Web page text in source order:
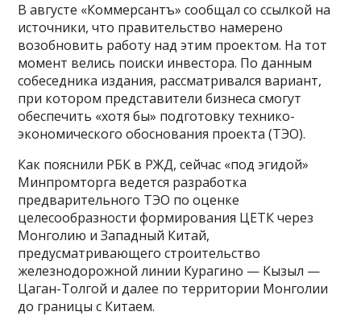
В августе «Коммерсантъ» сообщал со ссылкой на
источники, что правительство намерено
возобновить работу над этим проектом. На тот
момент велись поиски инвестора. По данным
собеседника издания, рассматривался вариант,
при котором представители бизнеса смогут
обеспечить «хотя бы» подготовку технико-
экономического обоснования проекта (ТЭО).
Как пояснили РБК в РЖД, сейчас «под эгидой»
Минпромторга ведется разработка
предварительного ТЭО по оценке
целесообразности формирования ЦЕТК через
Монголию и Западный Китай,
предусматривающего строительство
железнодорожной линии Курагино — Кызыл —
Цаган-Толгой и далее по территории Монголии
до границы с Китаем.